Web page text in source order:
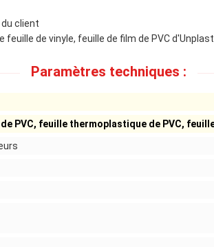
client
feuille de vinyle, feuille de film de PVC
Paramètres techniques :
PVC, feuille thermoplastique de PVC,